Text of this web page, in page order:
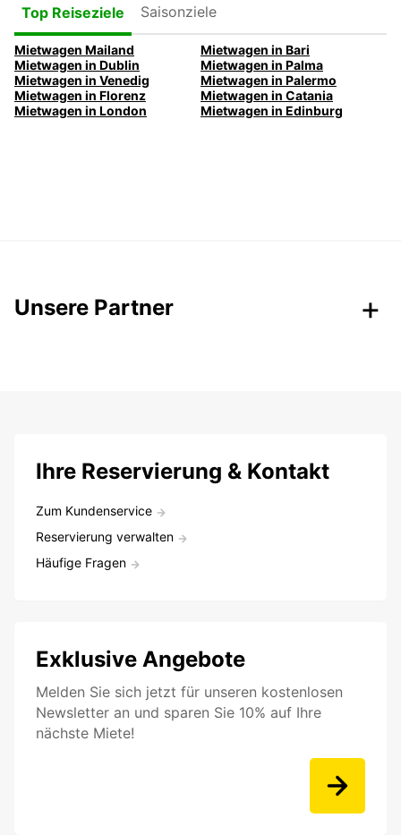
Top Reiseziele
Saisonziele
Mietwagen Mailand
Mietwagen in Bari
Mietwagen in Dublin
Mietwagen in Palma
Mietwagen in Venedig
Mietwagen in Palermo
Mietwagen in Florenz
Mietwagen in Catania
Mietwagen in London
Mietwagen in Edinburg
Unsere Partner
Ihre Reservierung & Kontakt
Zum Kundenservice
Reservierung verwalten
Häufige Fragen
Exklusive Angebote
Melden Sie sich jetzt für unseren kostenlosen
Newsletter an und sparen Sie 10% auf Ihre
nächste Miete!